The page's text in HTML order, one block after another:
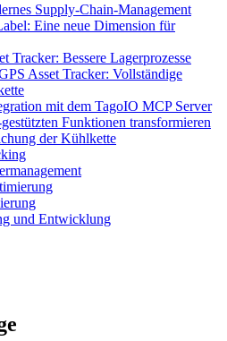
Supply-Chain-Management
Eine neue Dimension für
Tracker: Bessere Lagerprozesse
Asset Tracker: Vollständige
mit dem TagoIO MCP Server
Funktionen transformieren
der Kühlkette
und Entwicklung